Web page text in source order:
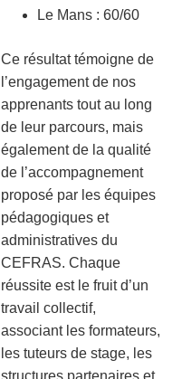
Le Mans : 60/60
Ce résultat témoigne de
l’engagement de nos
apprenants tout au long
de leur parcours, mais
également de la qualité
de l’accompagnement
proposé par les équipes
pédagogiques et
administratives du
CEFRAS. Chaque
réussite est le fruit d’un
travail collectif,
associant les formateurs,
les tuteurs de stage, les